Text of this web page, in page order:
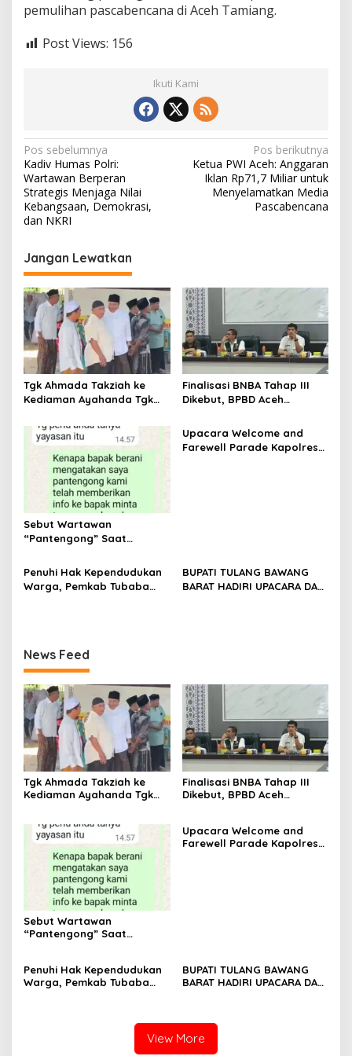
pemulihan pascabencana di Aceh Tamiang.
Post Views: 156
Ikuti Kami
N
a
v
i
a
s
i
p
o
s
Pos sebelumnya
Kadiv Humas Polri:
Wartawan Berperan
Strategis Menjaga Nilai
Kebangsaan, Demokrasi,
dan NKRI
Pos berikutnya
Ketua PWI Aceh: Anggaran
Iklan Rp71,7 Miliar untuk
Menyelamatkan Media
Pascabencana
Jangan Lewatkan
Tgk Ahmada Takziah ke
Kediaman Ayahanda Tgk
Finalisasi BNBA Tahap III
Dikebut, BPBD Aceh
Penghulu untuk Vervali
Stimulan Rumah
Sebut Wartawan
“Pantengong” Saat
Diduga Langgar Hukum &
Etika, DPR‑Provinsi,
Gubernur dan PLLDA
Upacara Welcome and
Farewell Parade Kapolres
Penuhi Hak Kependudukan
Warga, Pemkab Tubaba
BUPATI TULANG BAWANG
BARAT HADIRI UPACARA DAN
News Feed
Tgk Ahmada Takziah ke
Kediaman Ayahanda Tgk
Finalisasi BNBA Tahap III
Dikebut, BPBD Aceh
Stimulan Rumah
Sebut Wartawan
“Pantengong” Saat
Etika, DPR‑Provinsi,
Gubernur dan PLLDA
Upacara Welcome and
Farewell Parade Kapolres
Penuhi Hak Kependudukan
Warga, Pemkab Tubaba
BUPATI TULANG BAWANG
BARAT HADIRI UPACARA DAN
2026
View More